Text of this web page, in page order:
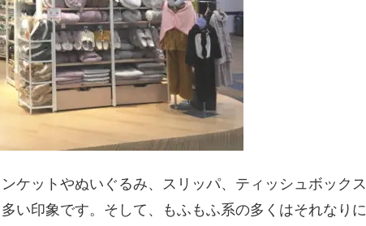
ケットやぬいぐるみ、スリッパ、ティッシュボックス
い印象です。そして、もふもふ系の多くはそれなりに